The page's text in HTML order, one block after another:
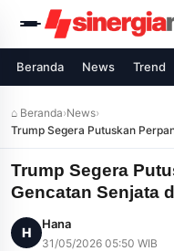
Beranda News Trend
⌂ Beranda›News›
Trump Segera Putuskan
Trump Segera
Gencatan Senjata
H
Hana
31/05/2026 05:50 WIB